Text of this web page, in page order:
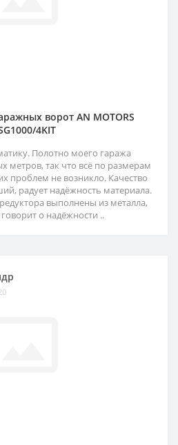
ворот AN MOTORS
4KIT
Полотно моего гаража
метров, так что всё по размерам
проблем не возникло. Качество
радует надёжность материала.
выполнены из металла,
о надёжности ..